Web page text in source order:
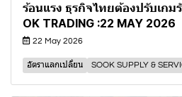
ร้อนแรง ธุรกิจไทยต้องปรับเกม
OK TRADING :22 MAY 2026
22 May 2026
อัตราแลกเปลี่ยน SOOK SUPPLY &